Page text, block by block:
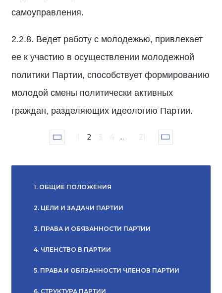
самоуправления.
2.2.8. Ведет работу с молодежью, привлекает
ее к участию в осуществлении молодежной
политики Партии, способствует формированию
молодой смены политически активных
граждан, разделяющих идеологию Партии.
1 2 3 4 ... 21
1. ОБЩИЕ ПОЛОЖЕНИЯ
2. ЦЕЛИ И ЗАДАЧИ ПАРТИИ
3. ПРАВА И ОБЯЗАННОСТИ ПАРТИИ
4. ЧЛЕНСТВО В ПАРТИИ
5. ПРАВА И ОБЯЗАННОСТИ ЧЛЕНОВ ПАРТИИ
6. СТРУКТУРА ПАРТИИ